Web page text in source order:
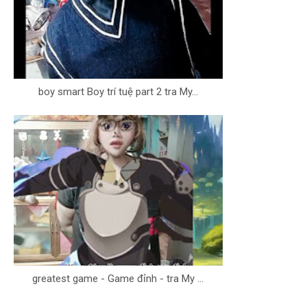
boy smart Boy trí tuệ part 2 tra My...
greatest game - Game đỉnh - tra My ...